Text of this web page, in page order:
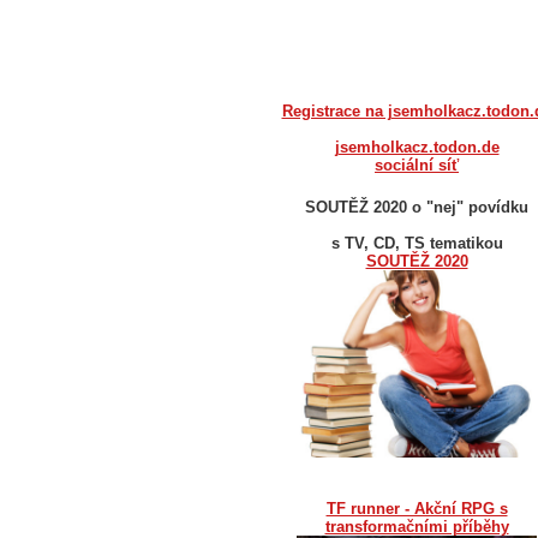
Registrace na
jsemholkacz.todon.de
sociální síť
SOUTĚŽ 2020 o "nej" povídku
s TV, CD, TS tematikou
SOUTĚŽ 2020
TF runner - Akční RPG s
transformačními příběhy